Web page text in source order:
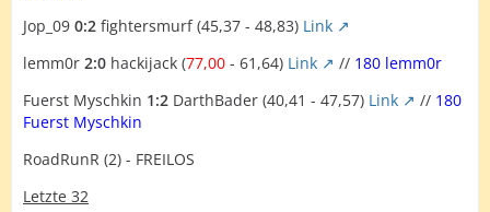
Jop_09 0:2 fightersmurf (45,37 - 48,83) Link
lemm0r 2:0 hackijack (77,00 - 61,64) Link // 180 lemm0r
Fuerst Myschkin 1:2 DarthBader (40,41 - 47,57) Link // 180
Fuerst Myschkin
RoadRunR (2) - FREILOS
Letzte 32